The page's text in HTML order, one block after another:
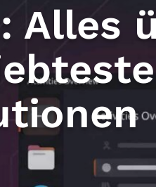
Alles